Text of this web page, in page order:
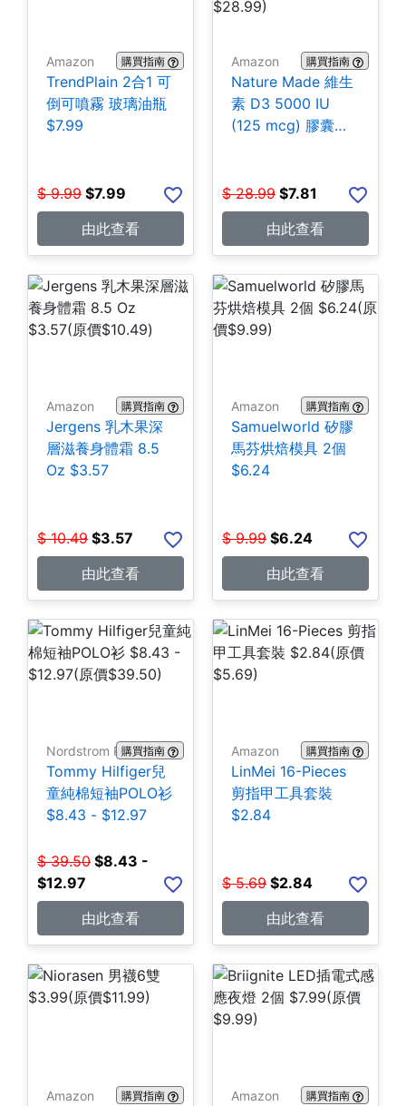
Amazon 購買指南
TrendPlain 2合1 可
倒可噴霧 玻璃油瓶
$7.99
$ 9.99 $7.99
由此查看
Amazon 購買指南
Nature Made 維生
素 D3 5000 IU
(125 mcg) 膠囊
$ 28.99 $7.81
由此查看
Amazon 購買指南
Jergens 乳木果深
層滋養身體霜 8.5
Oz $3.57
$ 10.49 $3.57
由此查看
Amazon 購買指南
Samuelworld 矽膠
馬芬烘焙模具 2個
$6.24
$ 9.99 $6.24
由此查看
Nordstrom Rack購買指南
Tommy Hilfiger兒
童純棉短袖POLO衫
$8.43 - $12.97
$ 39.50 $8.43 -
$12.97
由此查看
Amazon 購買指南
LinMei 16-Pieces
剪指甲工具套裝
$2.84
$ 5.69 $2.84
由此查看
Amazon 購買指南 Amazon 購買指南